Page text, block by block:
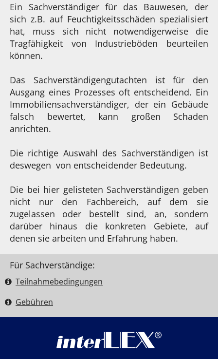
Ein Sachverständiger für das Bauwesen, der
sich z.B. auf Feuchtigkeitsschäden spezialisiert
hat, muss sich nicht notwendigerweise die
Tragfähigkeit von Industrieböden beurteilen
können.
Das Sachverständigengutachten ist für den
Ausgang eines Prozesses oft entscheidend. Ein
Immobiliensachverständiger, der ein Gebäude
falsch bewertet, kann großen Schaden
anrichten.
Die richtige Auswahl des Sachverständigen ist
deswegen von entscheidender Bedeutung.
Die bei hier gelisteten Sachverständigen geben
nicht nur den Fachbereich, auf dem sie
zugelassen oder bestellt sind, an, sondern
darüber hinaus die konkreten Gebiete, auf
denen sie arbeiten und Erfahrung haben.
Für Sachverständige:
Teilnahme­bedingungen
Gebühren